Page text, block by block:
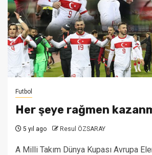
Futbol
Her şeye rağmen
5 yıl ago Resul ÖZSARAY
A Milli Takım Dünya Kupası Avrupa